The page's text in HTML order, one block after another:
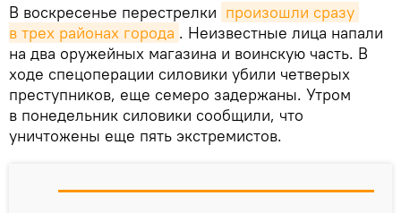
В воскресенье перестрелки произошли сразу
в трех районах города . Неизвестные лица напали
на два оружейных магазина и воинскую часть. В
ходе спецоперации силовики убили четверых
преступников, еще семеро задержаны. Утром
в понедельник силовики сообщили, что
уничтожены еще пять экстремистов.